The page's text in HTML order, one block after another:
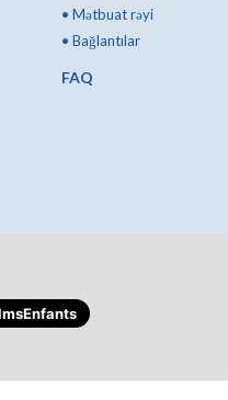
• Mətbuat rəyi
• Bağlantılar
FAQ